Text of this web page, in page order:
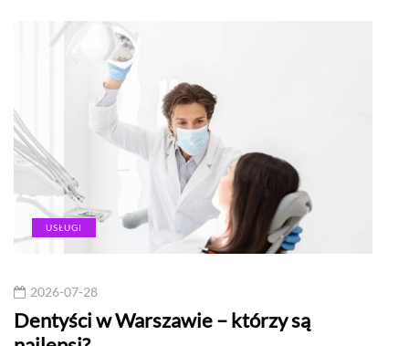
USŁUGI
2026-07-28
Dentyści w Warszawie – którzy są